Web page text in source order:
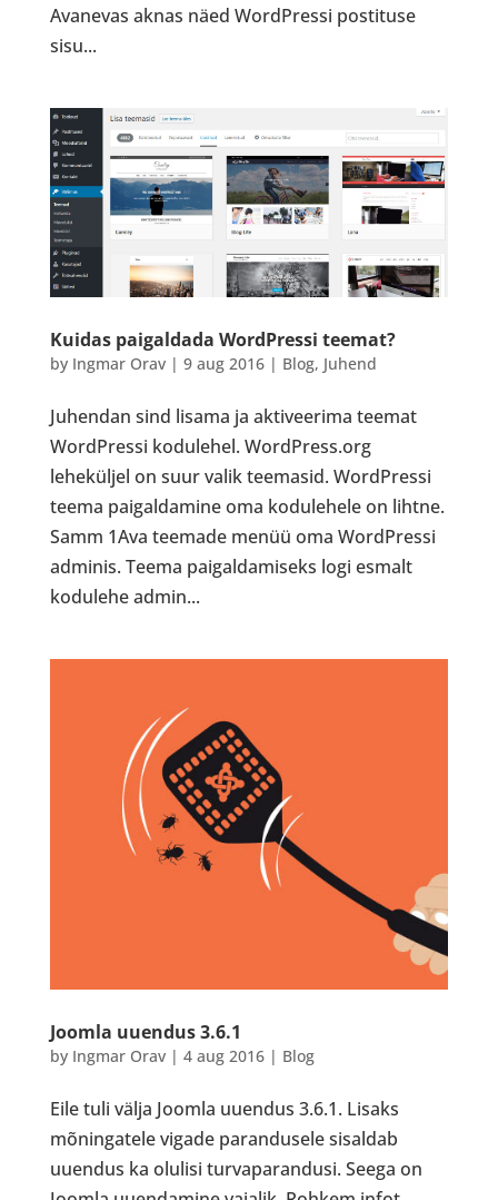
Avanevas aknas näed WordPressi postituse
sisu...
Kuidas paigaldada WordPressi teemat?
by Ingmar Orav| 9 aug 2016| Blog, Juhend
Juhendan sind lisama ja aktiveerima teemat
WordPressi kodulehel. WordPress.org
leheküljel on suur valik teemasid. WordPressi
teema paigaldamine oma kodulehele on lihtne.
Samm 1Ava teemade menüü oma WordPressi
adminis. Teema paigaldamiseks logi esmalt
kodulehe admin...
Joomla uuendus 3.6.1
by Ingmar Orav| 4 aug 2016| Blog
Eile tuli välja Joomla uuendus 3.6.1. Lisaks
mõningatele vigade parandusele sisaldab
uuendus ka olulisi turvaparandusi. Seega on